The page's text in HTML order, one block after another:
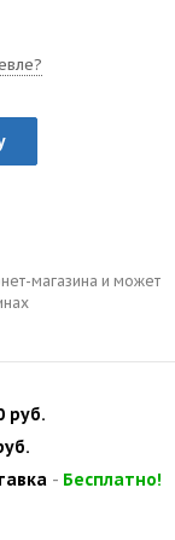
магазина и может
руб.
- Бесплатно!